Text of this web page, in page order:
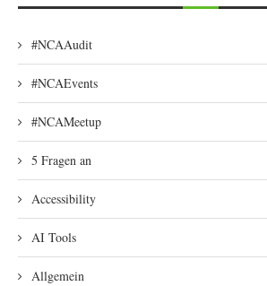
#NCAAudit
#NCAEvents
#NCAMeetup
5 Fragen an
Accessibility
AI Tools
Allgemein